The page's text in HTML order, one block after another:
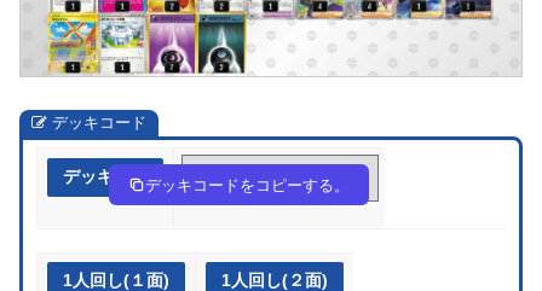
デッキコード
デッキ作成 V5vbfV-xjpHnc-VFkvkV
デッキコードをコピーする。
1人回し(１面) 1人回し(２面)